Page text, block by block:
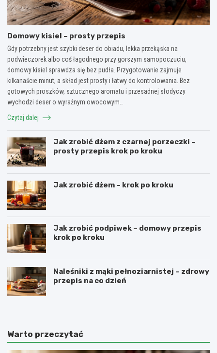
Domowy kisiel – prosty przepis
Gdy potrzebny jest szybki deser do obiadu, lekka przekąska na
podwieczorek albo coś łagodnego przy gorszym samopoczuciu,
domowy kisiel sprawdza się bez pudła. Przygotowanie zajmuje
kilkanaście minut, a skład jest prosty i łatwy do kontrolowania. Bez
gotowych proszków, sztucznego aromatu i przesadnej słodyczy
wychodzi deser o wyraźnym owocowym…
Czytaj dalej
Jak zrobić dżem z czarnej porzeczki –
prosty przepis krok po kroku
Jak zrobić dżem – krok po kroku
Jak zrobić podpiwek – domowy przepis
krok po kroku
Naleśniki z mąki pełnoziarnistej – zdrowy
przepis na co dzień
Warto przeczytać